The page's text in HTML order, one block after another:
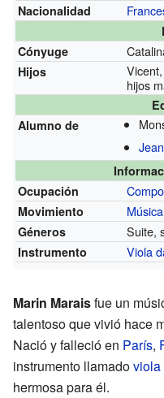
Nacionalidad
Cónyuge
Hijos
hijos
Alumno de
Ocupación
Movimiento
Géneros Suite,
Instrumento Viola
Marin Maraisfue un
talentoso que vivió hace
Nació y falleció en París,
instrumento llamadoviola
hermosa para él.